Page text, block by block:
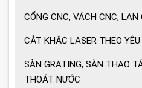
CỔNG CNC, VÁCH CNC, LAN
CẮT KHẮC LASER THEO YÊU
SÀN GRATING, SÀN THAO
THOÁT NƯỚC